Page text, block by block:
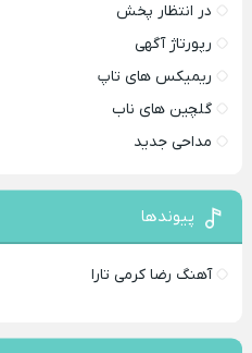
در انتظار پخش
رپورتاژ آگهی
ریمیکس های تاپ
گلچین های ناب
مداحی جدید
پیوندها
آهنگ رضا کرمی تارا